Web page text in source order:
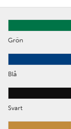
Grön
Blå
Svart